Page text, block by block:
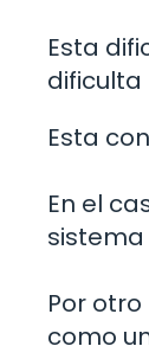
Esta
dificulta
Esta
En el
Por
como